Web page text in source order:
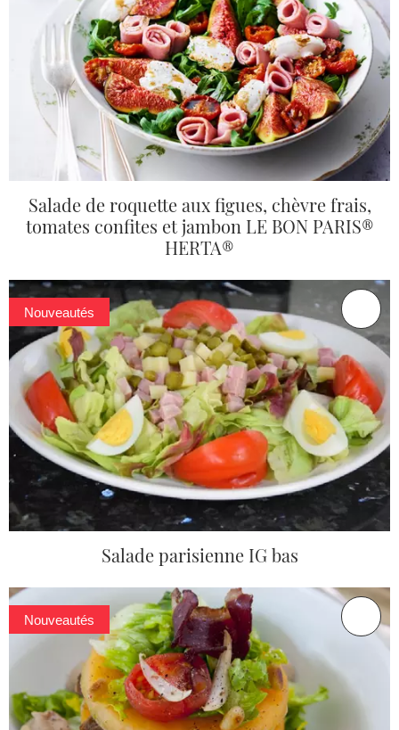
Salade de roquette aux figues, chèvre frais,
tomates confites et jambon LE BON PARIS®
HERTA®
Nouveautés
Salade parisienne IG bas
Nouveautés